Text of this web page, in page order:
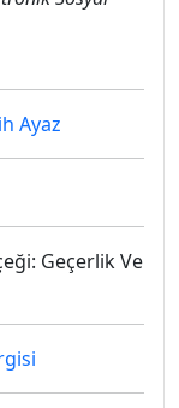
Ayaz
Geçerlik Ve